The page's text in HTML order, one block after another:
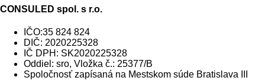
CONSULED spol. s r.o.
IČO:35 824 824
DIČ: 2020225328
IČ DPH: SK2020225328
Oddiel: sro, Vložka č.: 25377/B
Spoločnosť zapísaná na Mestskom súde Bratislava III